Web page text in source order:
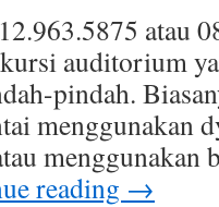
atau
auditorium
pindah.
menggunakan
menggunakan
reading →